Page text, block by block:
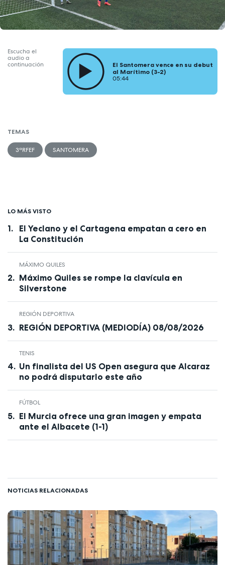
Escucha el
audio a
continuación
El Santomera vence en su debut
al Marítimo (3-2)
05:44
TEMAS
3ªRFEF SANTOMERA
LO MÁS VISTO
El Yeclano y el Cartagena empatan a cero en
La Constitución
MÁXIMO QUILES
Máximo Quiles se rompe la clavícula en
Silverstone
REGIÓN DEPORTIVA
REGIÓN DEPORTIVA (MEDIODÍA) 08/08/2026
TENIS
Un finalista del US Open asegura que Alcaraz
no podrá disputarlo este año
FÚTBOL
El Murcia ofrece una gran imagen y empata
ante el Albacete (1-1)
NOTICIAS RELACIONADAS